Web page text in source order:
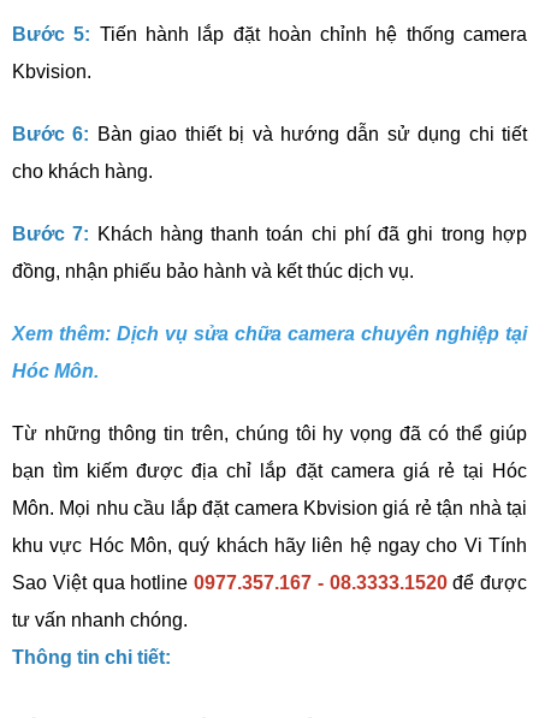
Bước 5: Tiến hành lắp đặt hoàn chỉnh hệ thống camera
Kbvision.
Bước 6: Bàn giao thiết bị và hướng dẫn sử dụng chi tiết
cho khách hàng.
Bước 7: Khách hàng thanh toán chi phí đã ghi trong hợp
đồng, nhận phiếu bảo hành và kết thúc dịch vụ.
Xem thêm: Dịch vụ sửa chữa camera chuyên nghiệp tại
Hóc Môn.
Từ những thông tin trên, chúng tôi hy vọng đã có thể giúp
bạn tìm kiếm được địa chỉ lắp đặt camera giá rẻ tại Hóc
Môn. Mọi nhu cầu lắp đặt camera Kbvision giá rẻ tận nhà tại
khu vực Hóc Môn, quý khách hãy liên hệ ngay cho Vi Tính
Sao Việt qua hotline 0977.357.167 - 08.3333.1520để được
tư vấn nhanh chóng.
Thông tin chi tiết: